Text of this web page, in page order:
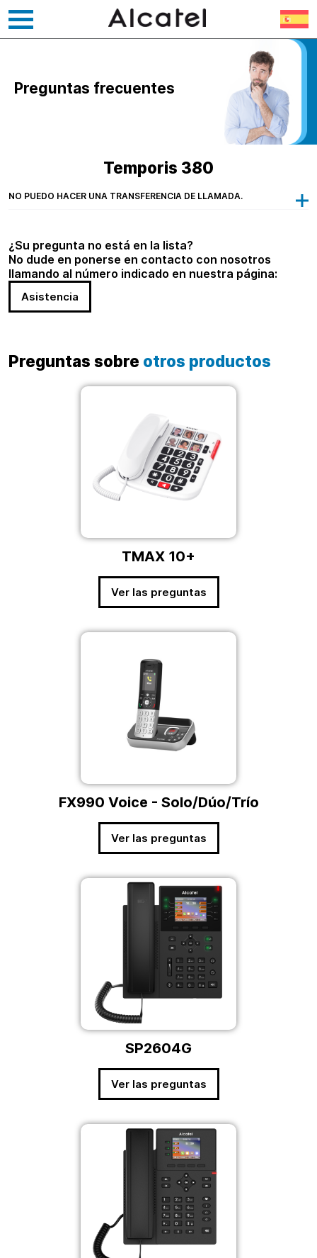
Preguntas frecuentes
Temporis 380
NO PUEDO HACER UNA TRANSFERENCIA DE LLAMADA.
¿Su pregunta no está en la lista?
No dude en ponerse en contacto con nosotros
llamando al número indicado en nuestra página:
Asistencia
Preguntas sobre otros productos
TMAX 10+
Ver las preguntas
FX990 Voice - Solo/Dúo/Trío
Ver las preguntas
SP2604G
Ver las preguntas